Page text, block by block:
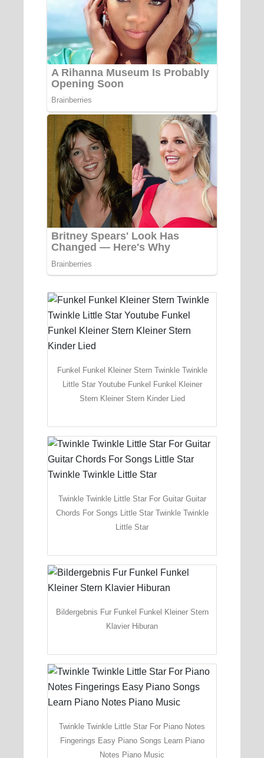
Funkel Funkel Kleiner Stern Twinkle Twinkle
Little Star Youtube Funkel Funkel Kleiner
Stern Kleiner Stern Kinder Lied
Twinkle Twinkle Little Star For Guitar Guitar
Chords For Songs Little Star Twinkle Twinkle
Little Star
Bildergebnis Fur Funkel Funkel Kleiner Stern
Klavier Hiburan
Twinkle Twinkle Little Star For Piano Notes
Fingerings Easy Piano Songs Learn Piano
Notes Piano Music